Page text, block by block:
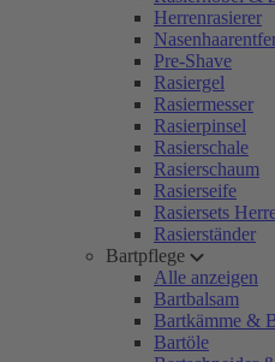
Herrenrasierer
Pre-Shave
Rasiergel
Rasiermesser
Rasierpinsel
Rasierschale
Rasierschaum
Rasierseife
Rasiersets
Rasierständer
Bartpflege
Alle anzeigen
Bartbalsam
Bartkämme &
Bartöle